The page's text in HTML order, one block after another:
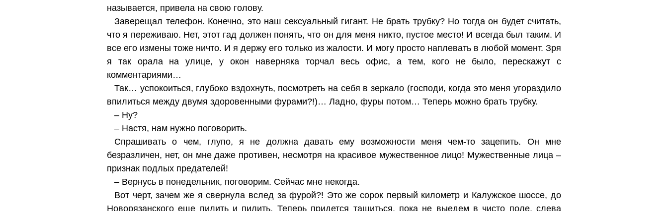
называется, привела на свою голову.
Заверещал телефон. Конечно, это наш сексуальный гигант. Не брать трубку? Но тогда он будет считать,
что я переживаю. Нет, этот гад должен понять, что он для меня никто, пустое место! И всегда был таким. И
все его измены тоже ничто. И я держу его только из жалости. И могу просто наплевать в любой момент. Зря
я так орала на улице, у окон наверняка торчал весь офис, а тем, кого не было, перескажут с
комментариями…
Так… успокоиться, глубоко вздохнуть, посмотреть на себя в зеркало (господи, когда это меня угораздило
впилиться между двумя здоровенными фурами?!)… Ладно, фуры потом… Теперь можно брать трубку.
– Ну?
– Настя, нам нужно поговорить.
Спрашивать о чем, глупо, я не должна давать ему возможности меня чем-то зацепить. Он мне
безразличен, нет, он мне даже противен, несмотря на красивое мужественное лицо! Мужественные лица –
признак подлых предателей!
– Вернусь в понедельник, поговорим. Сейчас мне некогда.
Вот черт, зачем же я свернула вслед за фурой?! Это же сорок первый километр и Калужское шоссе, до
Новорязанского еще пилить и пилить. Теперь придется тащиться, пока не выедем в чисто поле, слева